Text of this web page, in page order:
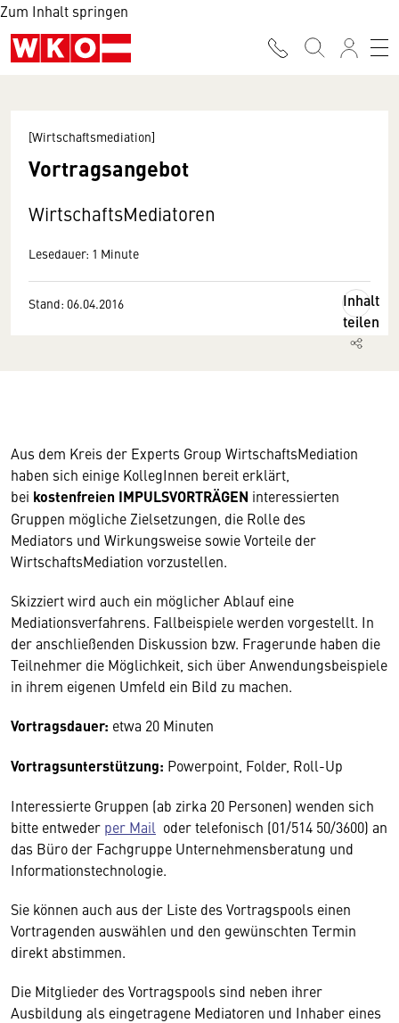
Zum Inhalt springen
[Wirtschaftsmediation]
Vortragsangebot
WirtschaftsMediatoren
Lesedauer: 1 Minute
Stand: 06.04.2016
Inhalt
teilen
Aus dem Kreis der Experts Group WirtschaftsMediation
haben sich einige KollegInnen bereit erklärt,
bei kostenfreien IMPULSVORTRÄGEN interessierten
Gruppen mögliche Zielsetzungen, die Rolle des
Mediators und Wirkungsweise sowie Vorteile der
WirtschaftsMediation vorzustellen.
Skizziert wird auch ein möglicher Ablauf eine
Mediationsverfahrens. Fallbeispiele werden vorgestellt. In
der anschließenden Diskussion bzw. Fragerunde haben die
Teilnehmer die Möglichkeit, sich über Anwendungsbeispiele
in ihrem eigenen Umfeld ein Bild zu machen.
Vortragsdauer: etwa 20 Minuten
Vortragsunterstützung: Powerpoint, Folder, Roll-Up
Interessierte Gruppen (ab zirka 20 Personen) wenden sich
bitte entweder per Mail oder telefonisch (01/514 50/3600) an
das Büro der Fachgruppe Unternehmensberatung und
Informationstechnologie.
Sie können auch aus der Liste des Vortragspools einen
Vortragenden auswählen und den gewünschten Termin
direkt abstimmen.
Die Mitglieder des Vortragspools sind neben ihrer
Ausbildung als eingetragene Mediatoren und Inhaber eines